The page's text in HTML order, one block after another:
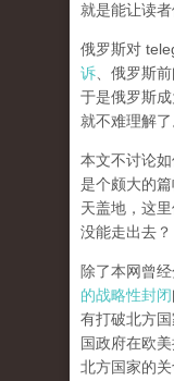
就是能让读
俄罗斯对
诉 、俄罗斯
于是俄罗斯
就不难理解了
本文不讨论
是个颇大的
天盖地，这
没能走出去？
除了本网曾
的战略性封闭
有打破北方
国政府在欧
北方国家的